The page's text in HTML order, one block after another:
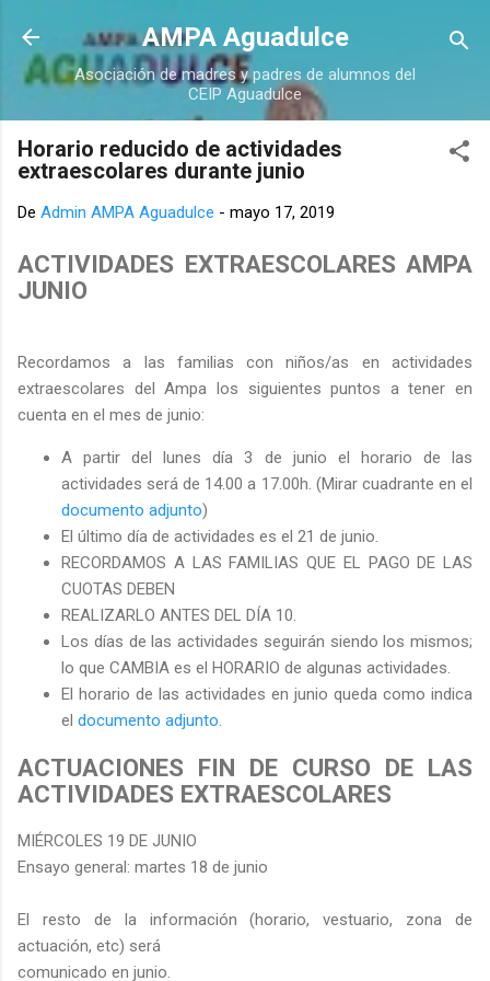
Ir al contenido principal
AMPA Aguadulce
Asociación de madres y padres de alumnos del
CEIP Aguadulce
Horario reducido de actividades
extraescolares durante junio
De Admin AMPA Aguadulce - mayo 17, 2019
ACTIVIDADES EXTRAESCOLARES AMPA
JUNIO
Recordamos a las familias con niños/as en actividades
extraescolares del Ampa los siguientes puntos a tener en
cuenta en el mes de junio:
A partir del lunes día 3 de junio el horario de las
actividades será de 14.00 a 17.00h. (Mirar cuadrante en el
documento adjunto)
El último día de actividades es el 21 de junio.
RECORDAMOS A LAS FAMILIAS QUE EL PAGO DE LAS
CUOTAS DEBEN
REALIZARLO ANTES DEL DÍA 10.
Los días de las actividades seguirán siendo los mismos;
lo que CAMBIA es el HORARIO de algunas actividades.
El horario de las actividades en junio queda como indica
el documento adjunto.
ACTUACIONES FIN DE CURSO DE LAS
ACTIVIDADES EXTRAESCOLARES
MIÉRCOLES 19 DE JUNIO
Ensayo general: martes 18 de junio
El resto de la información (horario, vestuario, zona de
actuación, etc) será
comunicado en junio.